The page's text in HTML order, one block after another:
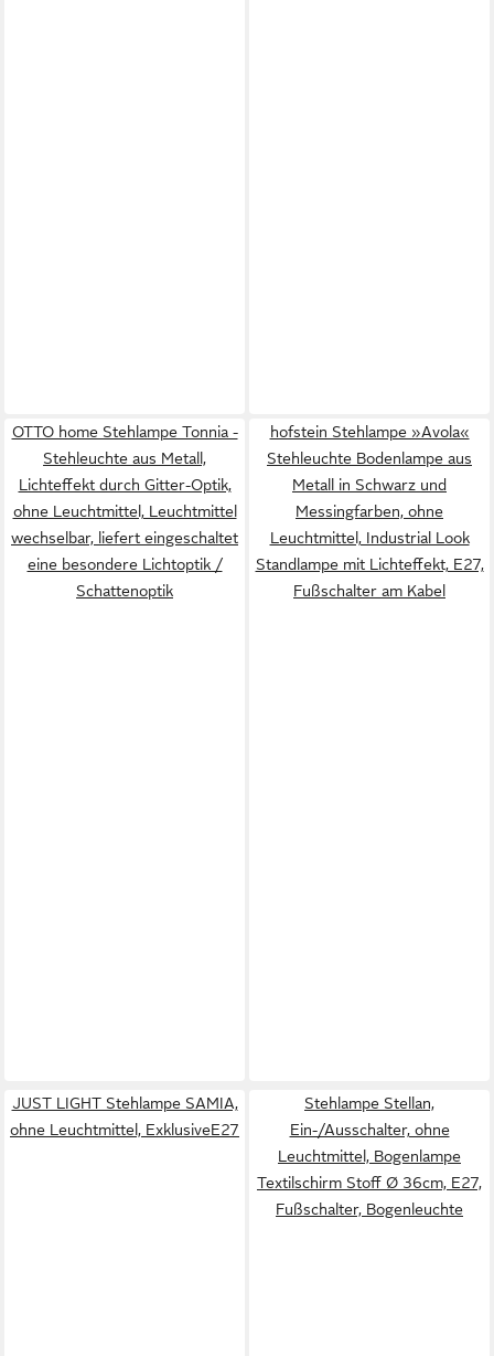
OTTO home Stehlampe Tonnia -
Stehleuchte aus Metall,
Lichteffekt durch Gitter-Optik,
ohne Leuchtmittel, Leuchtmittel
wechselbar, liefert eingeschaltet
eine besondere Lichtoptik /
Schattenoptik
hofstein Stehlampe »Avola«
Stehleuchte Bodenlampe aus
Metall in Schwarz und
Messingfarben, ohne
Leuchtmittel, Industrial Look
Standlampe mit Lichteffekt, E27,
Fußschalter am Kabel
JUST LIGHT Stehlampe SAMIA,
ohne Leuchtmittel, ExklusiveE27
Stehlampe Stellan,
Ein-/Ausschalter, ohne
Leuchtmittel, Bogenlampe
Textilschirm Stoff Ø 36cm, E27,
Fußschalter, Bogenleuchte